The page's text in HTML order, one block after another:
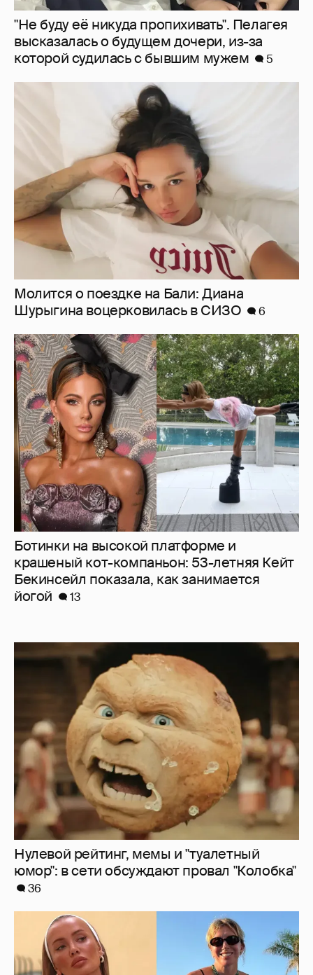
Молится о поездке на Бали: Диана
Шурыгина воцерковилась в СИЗО
Ботинки на высокой платформе и
крашеный кот-компаньон: 53-летняя Кейт
Бекинсейл показала, как занимается
йогой
13
Нулевой рейтинг, мемы и "туалетный
юмор": в сети обсуждают провал "Колобка"
Где и как отдыхают Zivert, Валя Карнавал и
дочери миллиардеров